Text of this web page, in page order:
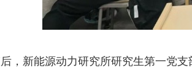
，新能源动力研究所研究生第一党